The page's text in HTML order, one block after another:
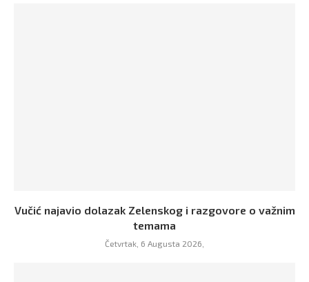
Vučić najavio dolazak Zelenskog i razgovore o važnim
temama
Četvrtak, 6 Augusta 2026,